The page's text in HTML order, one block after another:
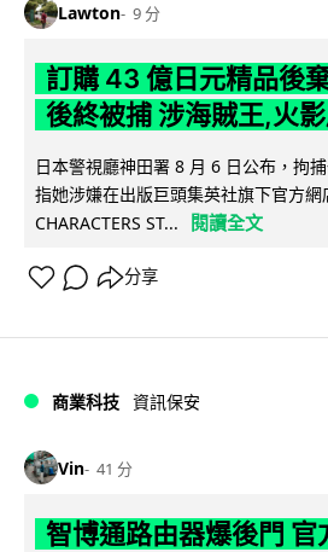
Lawton 9 分
訂購 43 億日元精品後
後終被捕 涉海賊王,火
日本警視廳神田署 8 月 6 日公布，拘
指她涉嫌在出版巨頭集英社旗下官方網
CHARACTERS ST...
閱讀全文
分享
商業科技 資訊保安
Vin 41 分
智博通路由器爆後門 官